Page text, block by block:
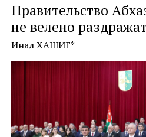
Правительство
не велено
Инал ХАШИГ*